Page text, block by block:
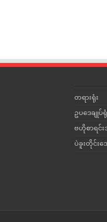
တရားရုံး
ဥပဒေချုပ်ရုံ
ဗဟိုစာရင်
ပဲခူးတိုင်း